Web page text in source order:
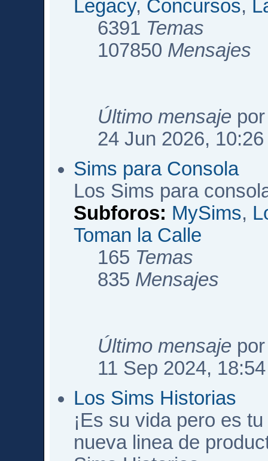
Legacy, Concursos,
6391 Temas
107850 Mensajes
Último mensaje
24 Jun 2026, 10:26
Sims para Consola
Los Sims para
Subforos: MySims,
Toman la Calle
165 Temas
835 Mensajes
Último mensaje
11 Sep 2024, 18:54
Los Sims Historias
¡Es su vida pero es
nueva linea de